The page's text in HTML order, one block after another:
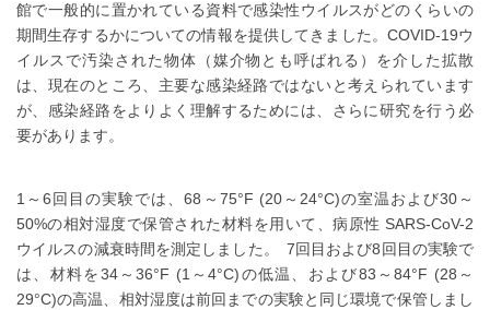
館で一般的に置かれている資料で感染性ウイルスがどのくらいの
期間生存するかについての情報を提供してきました。COVID-19ウ
イルスで汚染された物体（媒介物とも呼ばれる）を介した拡散
は、現在のところ、主要な感染経路ではないと考えられています
が、感染経路をよりよく理解するためには、さらに研究を行う必
要があります。
1～6回目の実験では、68～75°F (20～24°C)の室温および30～
50%の相対湿度で保管された材料を用いて、病原性 SARS-CoV-2
ウイルスの減衰時間を測定しました。 7回目および8回目の実験で
は、材料を34～36°F (1～4°C)の低温、および83～84°F (28～
29°C)の高温、相対湿度は前回までの実験と同じ環境で保管しまし